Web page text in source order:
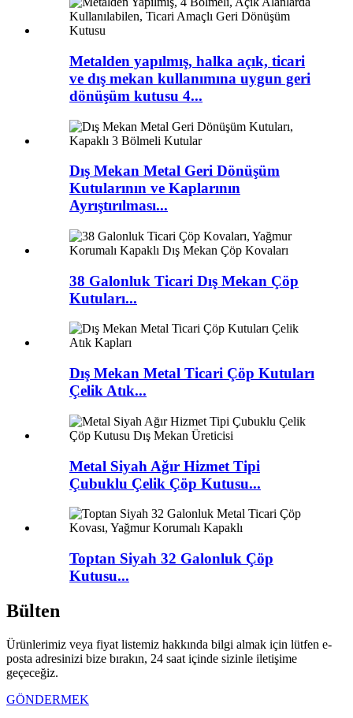
Metalden yapılmış, halka açık, ticari
ve dış mekan kullanımına uygun geri
dönüşüm kutusu 4...
Dış Mekan Metal Geri Dönüşüm
Kutularının ve Kaplarının
Ayrıştırılması...
38 Galonluk Ticari Dış Mekan Çöp
Kutuları...
Dış Mekan Metal Ticari Çöp Kutuları
Çelik Atık...
Metal Siyah Ağır Hizmet Tipi
Çubuklu Çelik Çöp Kutusu...
Toptan Siyah 32 Galonluk Çöp
Kutusu...
Bülten
Ürünlerimiz veya fiyat listemiz hakkında bilgi almak için lütfen e-
posta adresinizi bize bırakın, 24 saat içinde sizinle iletişime
geçeceğiz.
GÖNDERMEK